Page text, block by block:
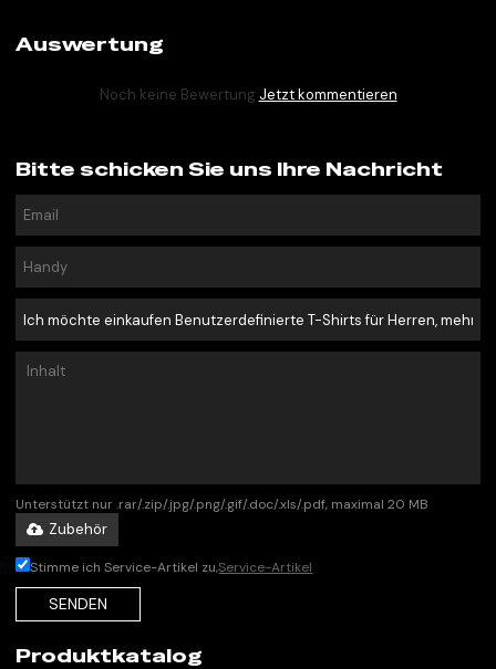
Auswertung
Noch keine Bewertung Jetzt kommentieren
Bitte schicken Sie uns Ihre Nachricht
Unterstützt nur .rar/.zip/.jpg/.png/.gif/.doc/.xls/.pdf, maximal 20 MB
Zubehör
Stimme ich Service-Artikel zu,Service-Artikel
SENDEN
Produktkatalog